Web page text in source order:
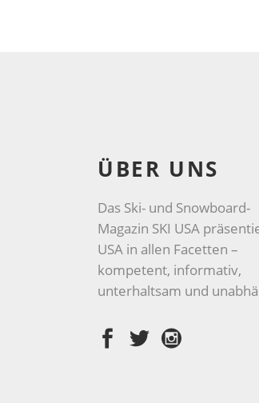
ÜBER UNS
Das Ski- und Snowboard-
Magazin SKI USA
USA in allen Facetten –
kompetent, informativ,
unterhaltsam und